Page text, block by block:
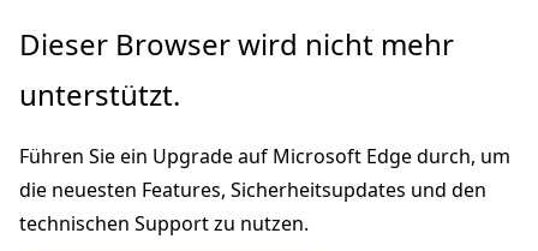
Zu
wechseln
Dieser Browser wird nicht mehr
unterstützt.
Führen Sie ein Upgrade auf Microsoft Edge durch, um
die neuesten Features, Sicherheitsupdates und den
technischen Support zu nutzen.